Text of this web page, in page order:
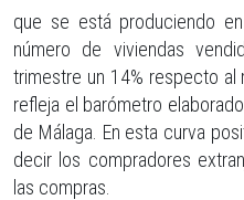
que se está produciendo
número de viviendas
trimestre un 14% respecto
refleja el barómetro
de Málaga. En esta curva
decir los compradores
las compras.